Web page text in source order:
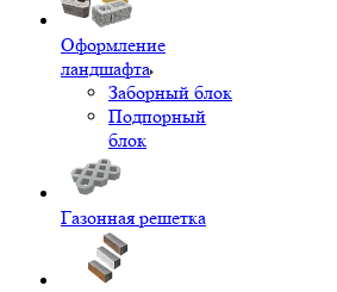
Оформление
ландшафта
Заборный блок
Подпорный
блок
Газонная решетка